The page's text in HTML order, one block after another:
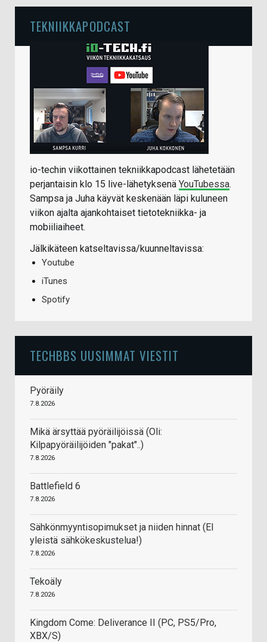
TEKNIIKKAPODCAST
io-techin viikottainen tekniikkapodcast lähetetään
perjantaisin klo 15 live-lähetyksenä YouTubessa.
Sampsa ja Juha käyvät keskenään läpi kuluneen
viikon ajalta ajankohtaiset tietotekniikka- ja
mobiiliaiheet.
Jälkikäteen katseltavissa/kuunneltavissa:
Youtube
iTunes
Spotify
TECHBBS UUSIMMAT VIESTIT
Pyöräily
7.8.2026
Mikä ärsyttää pyöräilijöissä (Oli:
Kilpapyöräilijöiden "pakat"..)
7.8.2026
Battlefield 6
7.8.2026
Sähkönmyyntisopimukset ja niiden hinnat (EI
yleistä sähkökeskustelua!)
7.8.2026
Tekoäly
7.8.2026
Kingdom Come: Deliverance II (PC, PS5/Pro,
XBX/S)